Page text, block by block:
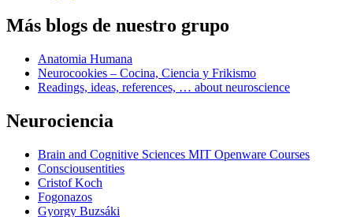
Más blogs de nuestro grupo
Anatomia Humana
Neurocookies – Cocina, Ciencia y Frikismo
Readings, ideas, references, … about neuroscience
Neurociencia
Brain and Cognitive Sciences MIT Openware Courses
Consciousentities
Cristof Koch
Fogonazos
Gyorgy Buzsáki